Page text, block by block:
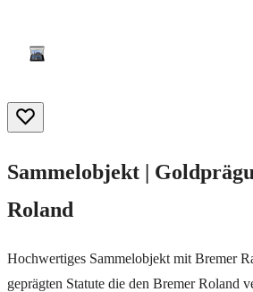
Sammelobjekt |
Roland
Hochwertiges Sammelobjekt mit Bremer
geprägten Statute die den Bremer Roland